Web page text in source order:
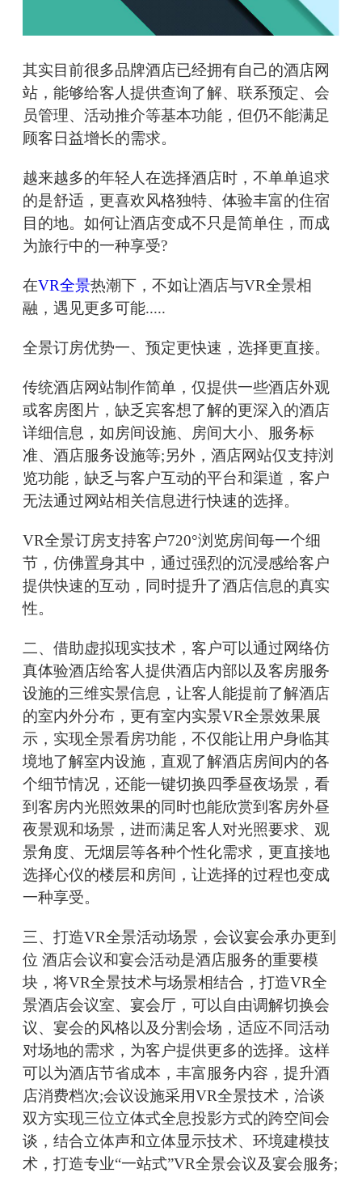
其实目前很多品牌酒店已经拥有自己的酒店网
站，能够给客人提供查询了解、联系预定、会
员管理、活动推介等基本功能，但仍不能满足
顾客日益增长的需求。
越来越多的年轻人在选择酒店时，不单单追求
的是舒适，更喜欢风格独特、体验丰富的住宿
目的地。如何让酒店变成不只是简单住，而成
为旅行中的一种享受?
在VR全景热潮下，不如让酒店与VR全景相
融，遇见更多可能.....
全景订房优势一、预定更快速，选择更直接。
传统酒店网站制作简单，仅提供一些酒店外观
或客房图片，缺乏宾客想了解的更深入的酒店
详细信息，如房间设施、房间大小、服务标
准、酒店服务设施等;另外，酒店网站仅支持浏
览功能，缺乏与客户互动的平台和渠道，客户
无法通过网站相关信息进行快速的选择。
VR全景订房支持客户720°浏览房间每一个细
节，仿佛置身其中，通过强烈的沉浸感给客户
提供快速的互动，同时提升了酒店信息的真实
性。
二、借助虚拟现实技术，客户可以通过网络仿
真体验酒店给客人提供酒店内部以及客房服务
设施的三维实景信息，让客人能提前了解酒店
的室内外分布，更有室内实景VR全景效果展
示，实现全景看房功能，不仅能让用户身临其
境地了解室内设施，直观了解酒店房间内的各
个细节情况，还能一键切换四季昼夜场景，看
到客房内光照效果的同时也能欣赏到客房外昼
夜景观和场景，进而满足客人对光照要求、观
景角度、无烟层等各种个性化需求，更直接地
选择心仪的楼层和房间，让选择的过程也变成
一种享受。
三、打造VR全景活动场景，会议宴会承办更到
位 酒店会议和宴会活动是酒店服务的重要模
块，将VR全景技术与场景相结合，打造VR全
景酒店会议室、宴会厅，可以自由调解切换会
议、宴会的风格以及分割会场，适应不同活动
对场地的需求，为客户提供更多的选择。这样
可以为酒店节省成本，丰富服务内容，提升酒
店消费档次;会议设施采用VR全景技术，洽谈
双方实现三位立体式全息投影方式的跨空间会
谈，结合立体声和立体显示技术、环境建模技
术，打造专业“一站式”VR全景会议及宴会服务;